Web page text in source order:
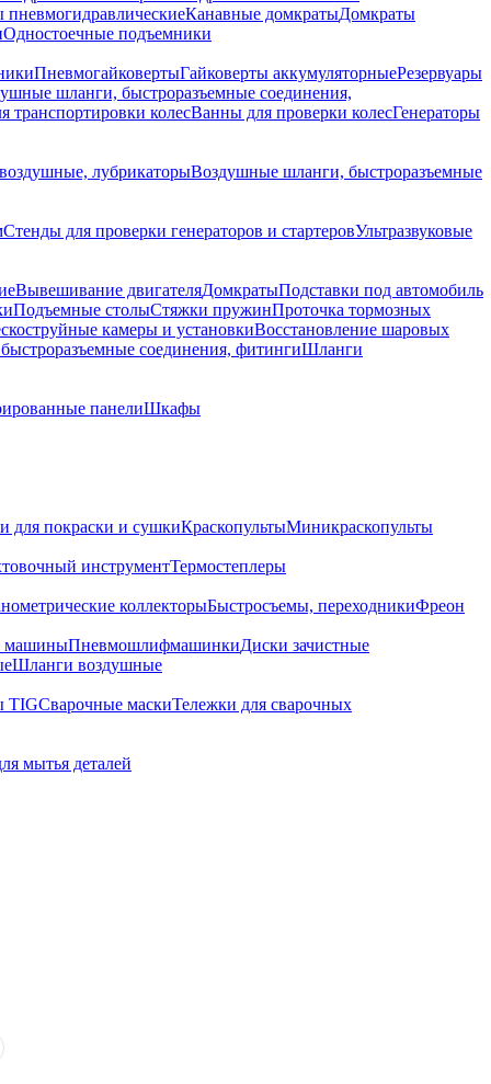
пневмогидравлическиеКанавные домкратыДомкраты
Одностоечные подъемники
ПневмогайковертыГайковерты аккумуляторныеРезервуары
шланги, быстроразъемные соединения,
транспортировки колесВанны для проверки колесГенераторы
лубрикаторыВоздушные шланги, быстроразъемные
Стенды для проверки генераторов и стартеровУльтразвуковые
Вывешивание двигателяДомкратыПодставки под автомобиль
Подъемные столыСтяжки пружинПроточка тормозных
камеры и установкиВосстановление шаровых
соединения, фитингиШланги
панелиШкафы
для покраски и сушкиКраскопультыМиникраскопульты
инструментТермостеплеры
коллекторыБыстросъемы, переходникиФреон
машиныПневмошлифмашинкиДиски зачистные
Шланги воздушные
TIGСварочные маскиТележки для сварочных
мытья деталей